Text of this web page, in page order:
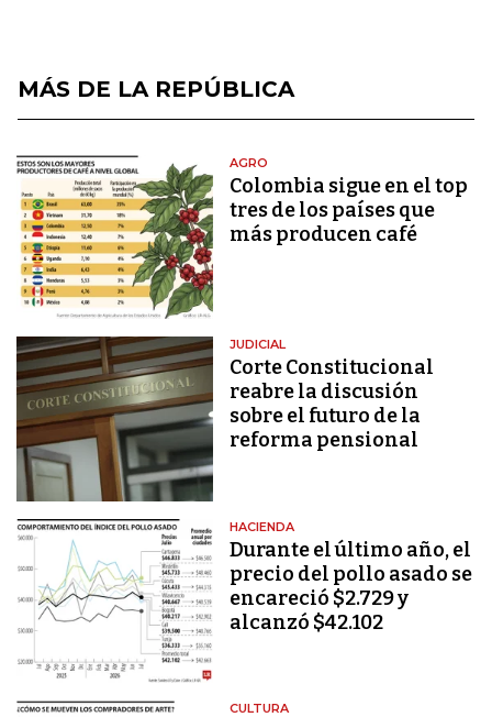
MÁS DE LA REPÚBLICA
AGRO
Colombia sigue en el top
tres de los países que
más producen café
JUDICIAL
Corte Constitucional
reabre la discusión
sobre el futuro de la
reforma pensional
HACIENDA
Durante el último año, el
precio del pollo asado se
encareció $2.729 y
alcanzó $42.102
CULTURA